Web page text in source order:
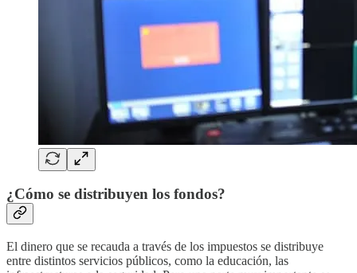
¿Cómo se distribuyen los fondos?
El dinero que se recauda a través de los impuestos se distribuye
entre distintos servicios públicos, como la educación, las